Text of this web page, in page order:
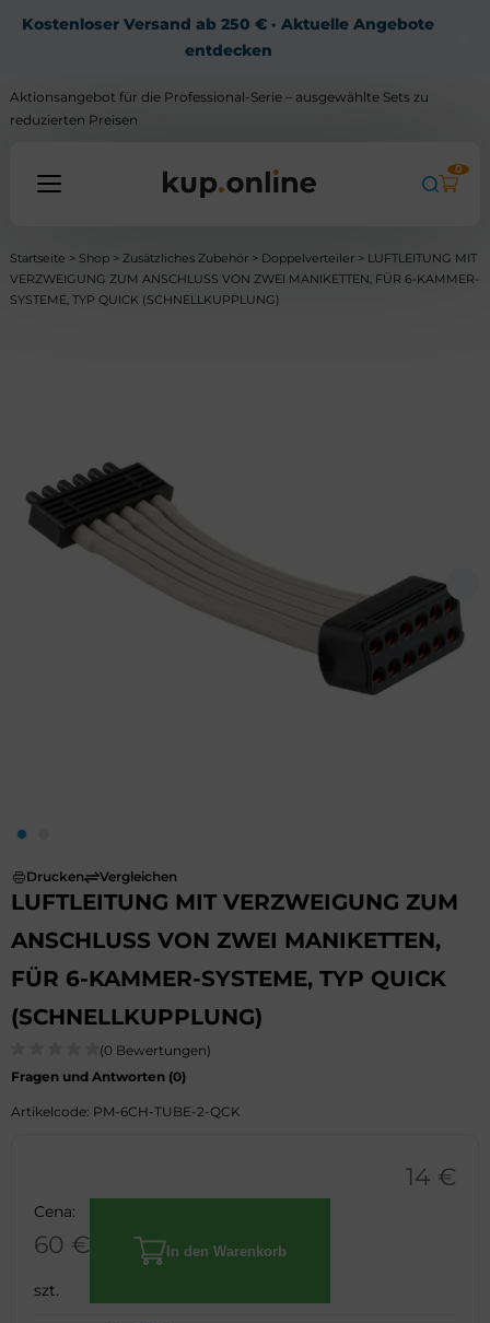
Kostenloser Versand ab 250 € · Aktuelle Angebote
entdecken
Aktionsangebot für die Professional-Serie – ausgewählte Sets zu
reduzierten Preisen
Alle Produkte
0
Startseite > Shop> Zusätzliches Zubehör> Doppelverteiler> LUFTLEITUNG MIT
VERZWEIGUNG ZUM ANSCHLUSS VON ZWEI MANIKETTEN, FÜR 6-KAMMER-
SYSTEME, TYP QUICK (SCHNELLKUPPLUNG)
Drucken Vergleichen
LUFTLEITUNG MIT VERZWEIGUNG ZUM
ANSCHLUSS VON ZWEI MANIKETTEN,
FÜR 6-KAMMER-SYSTEME, TYP QUICK
(SCHNELLKUPPLUNG)
(0 Bewertungen)
Fragen und Antworten (0)
Artikelcode: PM-6CH-TUBE-2-QCK
14 €
Cena:
60 €
LUFTLEITUNG
szt.
In den Warenkorb